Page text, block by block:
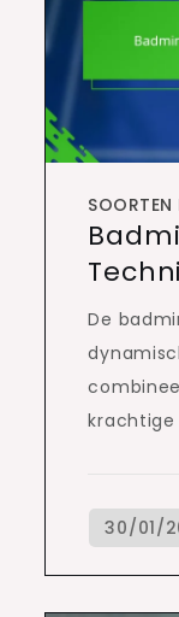
De
krachtige